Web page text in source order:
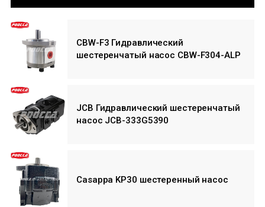
CBW-F3 Гидравлический
шестеренчатый насос CBW-F304-ALP
JCB Гидравлический шестеренчатый
насос JCB-333G5390
Casappa KP30 шестеренный насос